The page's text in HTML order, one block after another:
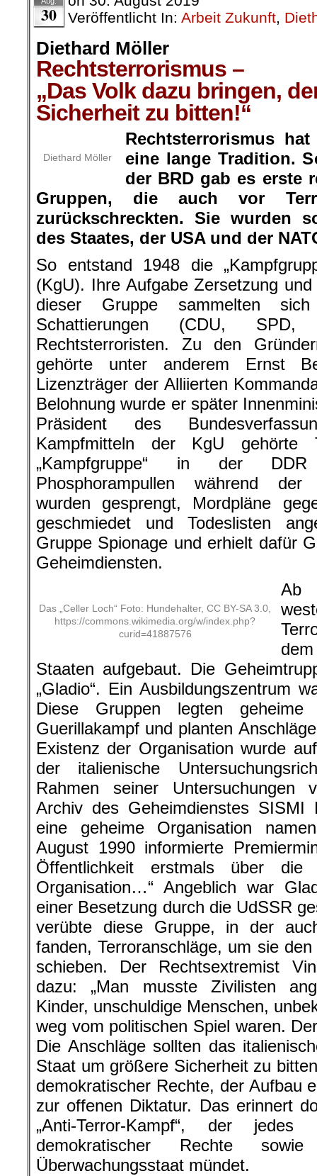
30
Veröffentlicht In: Arbeit Zukunft,
Diethard Möller
Rechtsterrorismus –
„Das Volk dazu bringen,
Sicherheit zu bitten!“
Diethard Möller
Rechtsterrorismus
eine lange Tradition.
der BRD gab es erste
Gruppen, die auch vor
zurückschreckten. Sie wurden
des Staates, der USA und der
So entstand 1948 die
(KgU). Ihre Aufgabe Zersetzung
dieser Gruppe sammelten sich
Schattierungen (CDU,
Rechtsterroristen. Zu den
gehörte unter anderem Ernst
Lizenzträger der Alliierten
Belohnung wurde er später
Präsident des
Kampfmitteln der KgU
„Kampfgruppe“ in der DDR
Phosphorampullen während der
wurden gesprengt, Mordpläne
geschmiedet und Todeslisten
Gruppe Spionage und erhielt dafür
Geheimdiensten.
Das „Celler Loch“ Foto: Hundehalter, CC BY-SA 3.0,
https://commons.wikimedia.org/w/index.php?
curid=41887576
Ab
Staaten aufgebaut. Die
„Gladio“. Ein Ausbildungszentrum
Diese Gruppen legten
Guerillakampf und planten
Existenz der Organisation wurde
der italienische
Rahmen seiner Untersuchungen
Archiv des Geheimdienstes
eine geheime Organisation
August 1990 informierte
Öffentlichkeit erstmals über die
Organisation…“ Angeblich war
einer Besetzung durch die UdSSR
verübte diese Gruppe, in der
fanden, Terroranschläge, um sie
schieben. Der Rechtsextremist
dazu: „Man musste Zivilisten
Kinder, unschuldige Menschen,
weg vom politischen Spiel waren.
Die Anschläge sollten das
Staat um größere Sicherheit zu
demokratischer Rechte, der Aufbau
zur offenen Diktatur. Das erinnert
„Anti-Terror-Kampf“, der
demokratischer Rechte
Überwachungsstaat mündet.